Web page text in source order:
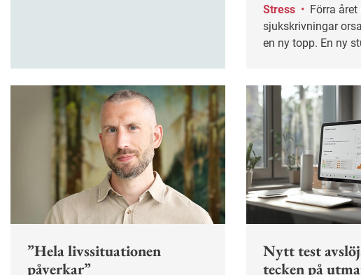
försäkringsbolaget Bliwa.
Stress •
sjukskrivningar
en ny topp. En ny
arbetsbelastning
välfärdsyrken.
”Hela livssituationen
påverkar”
Nytt test
tecken på